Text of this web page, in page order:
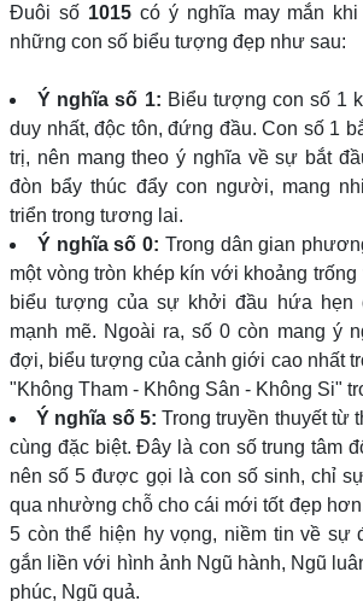
Đuôi số 1015có ý nghĩa may mắn
những con số biểu tượng đẹp như sau:
Ý nghĩa số 1: Biểu tượng con số 1
duy nhất, độc tôn, đứng đầu. Con số 1
trị, nên mang theo ý nghĩa về sự bắt
đòn bẩy thúc đẩy con người, mang
triển trong tương lai.
Ý nghĩa số 0: Trong dân gian
một vòng tròn khép kín với khoảng
biểu tượng của sự khởi đầu hứa hẹn
mạnh mẽ. Ngoài ra, số 0 còn mang ý
đợi, biểu tượng của cảnh giới cao nhất
"Không Tham - Không Sân - Không Si"
Ý nghĩa số 5: Trong truyền thuyết từ
cùng đặc biệt. Đây là con số trung tâm
nên số 5 được gọi là con số sinh, chỉ
qua nhường chỗ cho cái mới tốt đẹp
5 còn thể hiện hy vọng, niềm tin về sự
gắn liền với hình ảnh Ngũ hành, Ngũ
phúc, Ngũ quả.